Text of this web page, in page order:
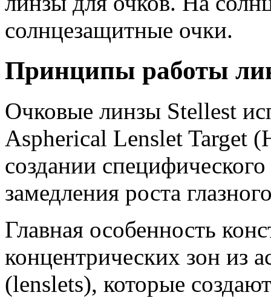
солнцезащитные очки.
Принципы работы
Очковые линзы Stellest
Aspherical Lenslet Target
создании
замедления роста
Главная особенность
концентрических зон из
(lenslets), которые